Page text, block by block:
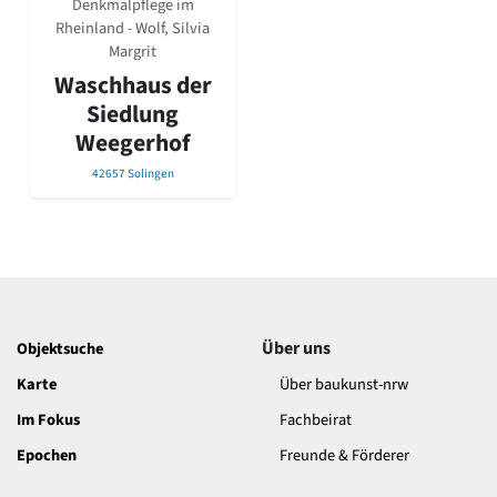
David Chipperfield
Harald Deilmann
Gottfried Böhm
Schneider von Esleben
Peter Behrens
Auszeichnung vorbildlicher Bauten NRW 2020
Big Beautiful Buildings (Großbauten der Nachkriegszeit)
Reformarchitektur
Historismus
Klassizismus
Renaissance
Denkmalpflege im
Rheinland - Wolf, Silvia
Margrit
Waschhaus der
Siedlung
Weegerhof
42657 Solingen
Objektsuche
Karte
Im Fokus
Epochen
Über uns
Über baukunst-nrw
Fachbeirat
Freunde & Förderer